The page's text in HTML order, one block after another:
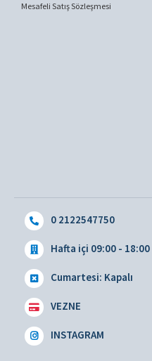
Mesafeli Satış Sözleşmesi
0 2122547750
Hafta içi 09:00 - 18:00
Cumartesi: Kapalı
VEZNE
INSTAGRAM